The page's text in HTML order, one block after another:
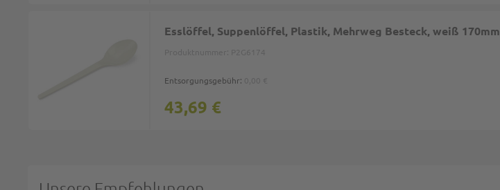
Esslöffel, Suppenlöffel, Plastik, Mehrweg Besteck, weiß 170mm
Entsorgungsgebühr:
43,69 €